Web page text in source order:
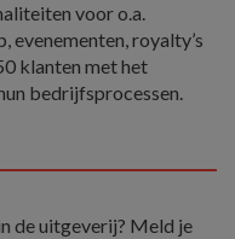
voor o.a.
royalty’s
klanten met het
bedrijfsprocessen.
de uitgeverij? Meld je